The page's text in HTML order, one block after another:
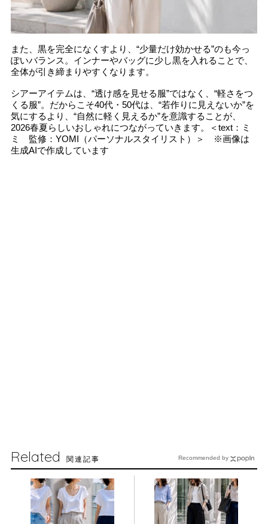
また、黒を完全になくすより、“少量だけ効かせる”のも今っ
ぽいバランス。インナーやバッグに少し黒を入れることで、
全体が引き締まりやすくなります。
シアーアイテムは、“透け感を見せる服”ではなく、“軽さをつ
くる服”。だからこそ40代・50代は、“若作りに見えないか”を
気にするより、“自然に軽く見えるか”を意識することが、
2026春夏らしいおしゃれにつながっていきます。＜text：ミ
ミ 監修：YOMI（パーソナルスタイリスト）＞ ※画像は
生成AIで作成しています
Related 関連記事 Recommended by